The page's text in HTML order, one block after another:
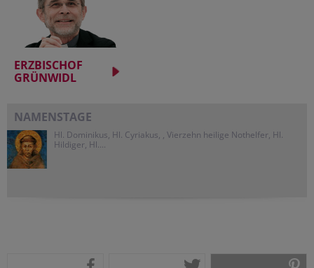
ERZBISCHOF
GRÜNWIDL
NAMENSTAGE
Hl. Dominikus, Hl. Cyriakus, , Vierzehn heilige Nothelfer, Hl.
Hildiger, Hl....